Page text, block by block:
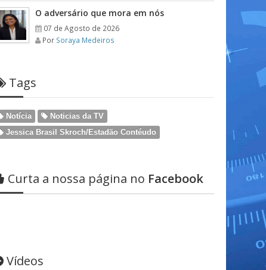
O adversário que mora em nós
07 de Agosto de 2026
Por Soraya Medeiros
Tags
Notícia
Noticias da TV
Jessica Brasil Skroch/Estadão Contéudo
Curta a nossa página no Facebook
Vídeos